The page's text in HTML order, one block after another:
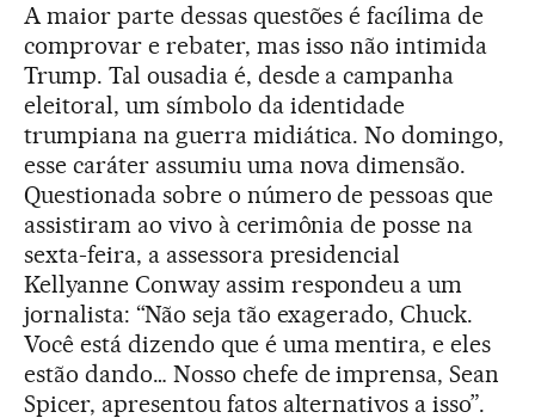
A maior parte dessas questões é facílima de
comprovar e rebater, mas isso não intimida
Trump. Tal ousadia é, desde a campanha
eleitoral, um símbolo da identidade
trumpiana na guerra midiática. No domingo,
esse caráter assumiu uma nova dimensão.
Questionada sobre o número de pessoas que
assistiram ao vivo à cerimônia de posse na
sexta-feira, a assessora presidencial
Kellyanne Conway assim respondeu a um
jornalista: “Não seja tão exagerado, Chuck.
Você está dizendo que é uma mentira, e eles
estão dando… Nosso chefe de imprensa, Sean
Spicer, apresentou fatos alternativos a isso”.